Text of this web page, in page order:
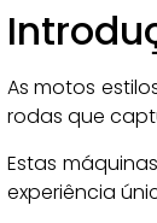
As motos
rodas que
Estas
experiência